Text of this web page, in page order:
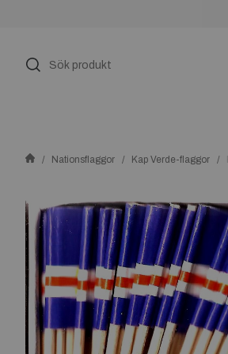
Nationsflaggor Kap Verde-flaggor